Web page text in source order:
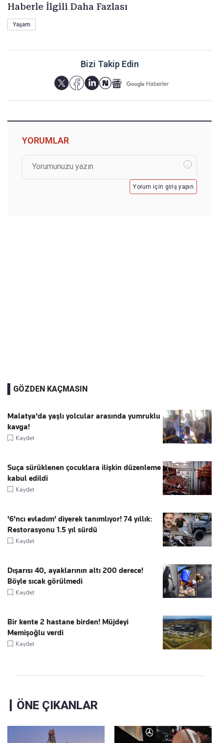
Haberle İlgili Daha Fazlası
Yaşam
Bizi Takip Edin
YORUMLAR
Yorum için giriş yapın
GÖZDEN KAÇMASIN
Malatya'da yaşlı yolcular arasında yumruklu
kavga!
Kaydet
Suça sürüklenen çocuklara ilişkin düzenleme
kabul edildi
Kaydet
'6'ncı evladım' diyerek tanımlıyor! 74 yıllık:
Restorasyonu 1.5 yıl sürdü
Kaydet
Dışarısı 40, ayaklarının altı 200 derece!
Böyle sıcak görülmedi
Kaydet
Bir kente 2 hastane birden! Müjdeyi
Memişoğlu verdi
Kaydet
ÖNE ÇIKANLAR